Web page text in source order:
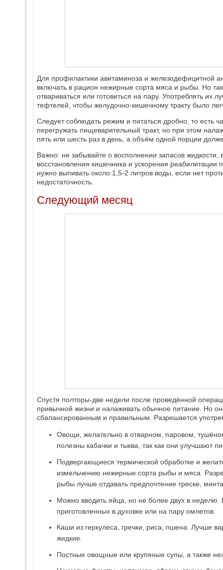
Для профилактики авитаминоза и железодефицитной
включать в рацион нежирные сорта мяса и рыбы. Но
отвариваться или готовиться на пару. Употреблять их
тефтелей, чтобы желудочно-кишечному тракту было
Следует соблюдать режим и питаться дробно, то есть
перегружать пищеварительный тракт, но при этом
пять или шесть раз в день, а объём одной порции
Важно: не забывайте о восполнении запасов
восстановления кишечника и ускорения реабилитации
нужно выпивать около 1,5-2 литров воды, если нет
недостаточность.
Следующий месяц
Спустя полторы-две недели после проведённой
привычной жизни и налаживать обычное питание. Но
сбалансированным и правильным. Разрешается
Овощи, желательно в отварном, паровом,
полезны кабачки и тыква, так как они улучшают
Подвергающиеся термической обработке и
измельчению нежирные сорта рыбы и мяса.
рыбы лучше отдавать предпочтение треске,
Можно вводить яйца, но не более двух в неделю.
приготовленных в духовке или на пару омлетов.
Каши из геркулеса, гречки, риса, пшена. Лучше
жидкие.
Постные овощные или крупяные супы, а также